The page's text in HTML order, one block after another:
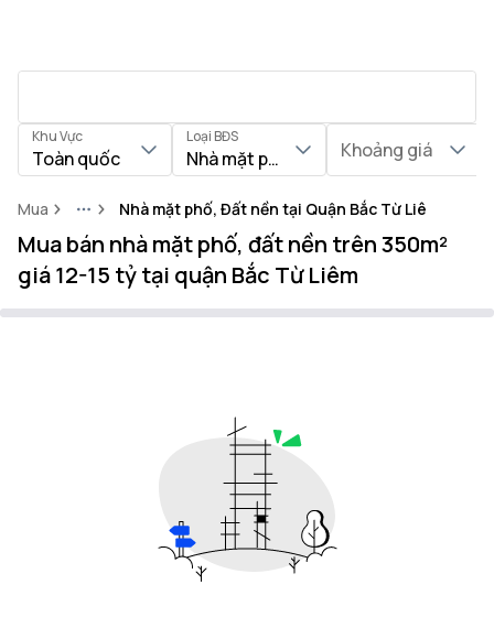
Khu Vực
Toàn quốc
Loại BĐS
Nhà mặt phố, Đất nềnKhoảng giá
Mua MoreNhà mặt phố, Đất nền tại Quận Bắc Từ Liêm
Mua bán nhà mặt phố, đất nền trên 350m²
giá 12-15 tỷ tại quận Bắc Từ Liêm